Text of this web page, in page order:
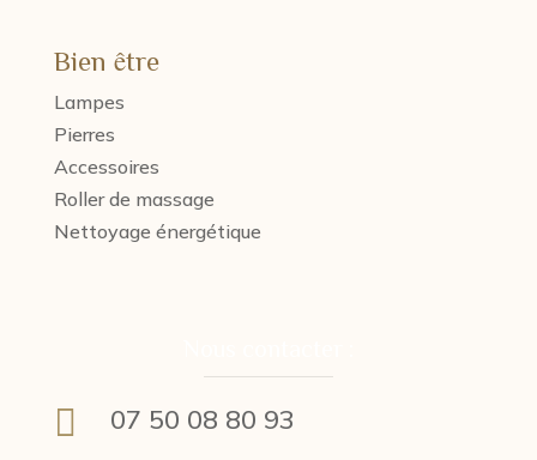
Bien être
Lampes
Pierres
Accessoires
Roller de massage
Nettoyage énergétique
 07 50 08 80 93